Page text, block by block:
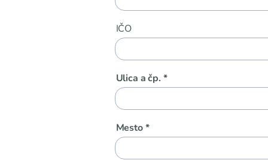
IČO
Ulica a čp. *
Mesto *